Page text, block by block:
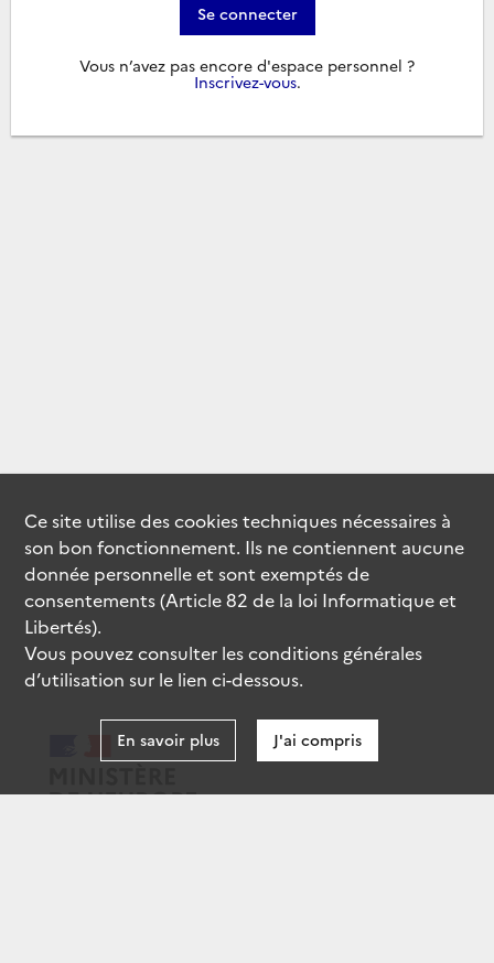
Se connecter
Vous n’avez pas encore d'espace personnel ?
Inscrivez-vous.
Ce site utilise descookiestechniques nécessaires à
son bon fonctionnement. Ils ne contiennent aucune
donnée personnelle et sont exemptés de
consentements (Article 82 de la loi Informatique et
Libertés).
Vous pouvez consulter les conditions générales
d’utilisation sur le lien ci-dessous.
En savoir plus J'ai compris